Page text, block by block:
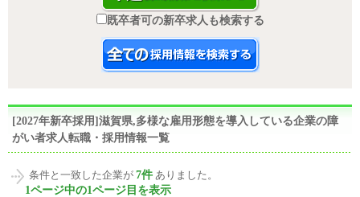
既卒者可の新卒求人も検索する
[2027年新卒採用]滋賀県,多様な雇用形態を導入している企業の障
がい者求人転職・採用情報一覧
条件と一致した企業が 7件 ありました。
1ページ中の1ページ目を表示